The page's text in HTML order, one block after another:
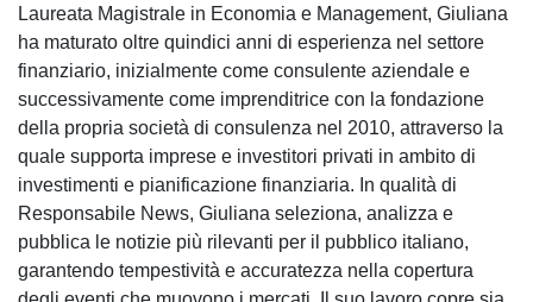
Laureata Magistrale in Economia e Management, Giuliana
ha maturato oltre quindici anni di esperienza nel settore
finanziario, inizialmente come consulente aziendale e
successivamente come imprenditrice con la fondazione
della propria società di consulenza nel 2010, attraverso la
quale supporta imprese e investitori privati in ambito di
investimenti e pianificazione finanziaria. In qualità di
Responsabile News, Giuliana seleziona, analizza e
pubblica le notizie più rilevanti per il pubblico italiano,
garantendo tempestività e accuratezza nella copertura